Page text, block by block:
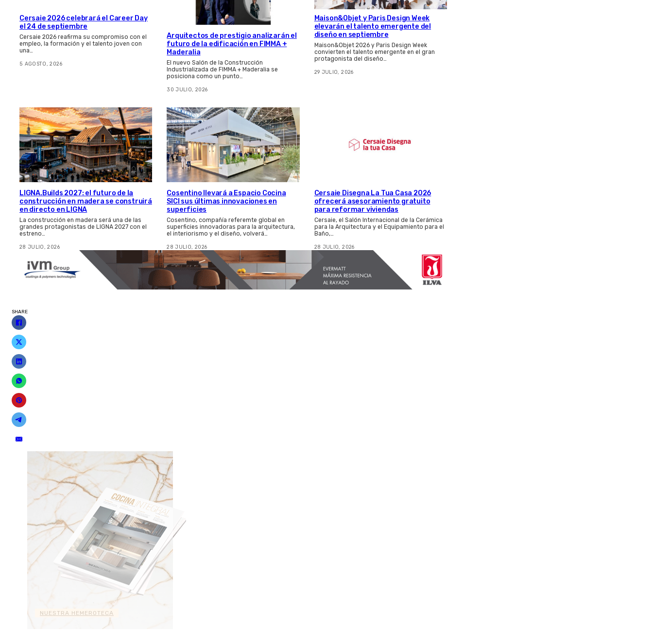
Cersaie 2026 celebrará el Career Day
el 24 de septiembre
Cersaie 2026 reafirma su compromiso con el
empleo, la formación y el talento joven con
una…
5 AGOSTO, 2026
Arquitectos de prestigio analizarán el
futuro de la edificación en FIMMA +
Maderalia
El nuevo Salón de la Construcción
Industrializada de FIMMA + Maderalia se
posiciona como un punto…
30 JULIO, 2026
Maison&Objet y Paris Design Week
elevarán el talento emergente del
diseño en septiembre
Maison&Objet 2026 y Paris Design Week
convierten el talento emergente en el gran
protagonista del diseño…
29 JULIO, 2026
LIGNA.Builds 2027: el futuro de la
construcción en madera se construirá
en directo en LIGNA
La construcción en madera será una de las
grandes protagonistas de LIGNA 2027 con el
estreno…
28 JULIO, 2026
Cosentino llevará a Espacio Cocina
SICI sus últimas innovaciones en
superficies
Cosentino, compañía referemte global en
superficies innovadoras para la arquitectura,
el interiorismo y el diseño, volverá…
28 JULIO, 2026
Cersaie Disegna La Tua Casa 2026
ofrecerá asesoramiento gratuito
para reformar viviendas
Cersaie, el Salón Internacional de la Cerámica
para la Arquitectura y el Equipamiento para el
Baño,…
28 JULIO, 2026
SHARE
NUESTRA HEMEROTECA